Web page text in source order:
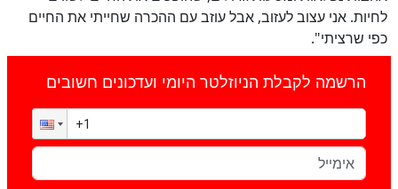
לחיות. אני עצוב לעזוב, אבל עוזב עם ההכרה שחייתי את החיים
כפי שרציתי".
הרשמה לקבלת הניוזלטר היומי ועדכונים חשובים